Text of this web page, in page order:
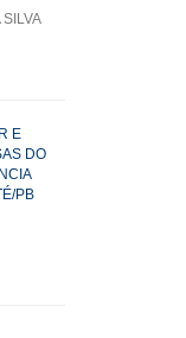
E
DO
PB